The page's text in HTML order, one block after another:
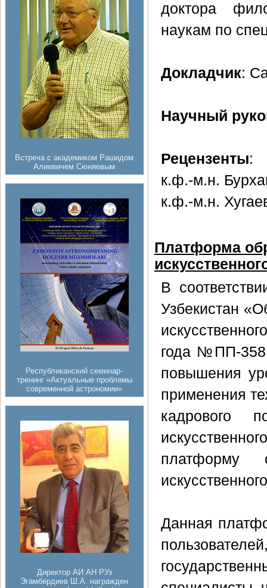
Встреча с академиком Рашидом
Алиевичем Сюняевым
Республиканский семинар-
тренинг «Актуальные проблемы
современной астрономии»
Директор АИ АН РУз
Эгамбердиев Ш.А. награжден
доктора
наукам по
Докладчик:
Научный
Рецензенты:
к.ф.-м.н.
к.ф.-м.н.
Платформа
В
Узбекистан
года №ПП-358
повышения
применения
кадрового
платформу
Данная